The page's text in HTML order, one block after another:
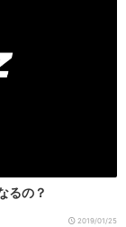
るの？
2019/01/25